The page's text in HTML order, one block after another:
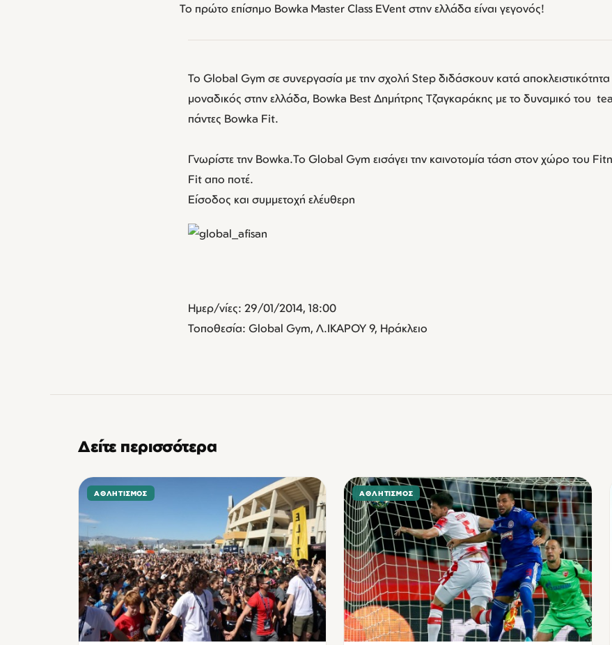
Το πρώτο επίσημο Bowka Master Class ΕVent στην ελλάδα είναι γεγονός!
Το Global Gym σε συνεργασία με την σχολή Step διδάσκουν κατά
μοναδικός στην ελλάδα, Bowka Best Δημήτρης Τζαγκαράκης με το δυναμικό του
πάντες Bowka Fit.
Γνωρίστε την Bowka.Το Global Gym εισάγει την καινοτομία τάση στον χώρο του
Fit απο ποτέ.
Είσοδος και συμμετοχή ελέυθερη
Ημερ/νίες: 29/01/2014, 18:00
Τοποθεσία: Global Gym, Λ.ΙΚΑΡΟΥ 9, Ηράκλειο
Δείτε περισσότερα
ΑΘΛΗΤΙΣΜΌΣ ΑΘΛΗΤΙΣΜΌΣ